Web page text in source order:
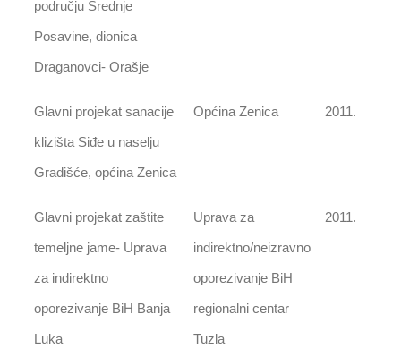
području Srednje
Posavine, dionica
Draganovci- Orašje
Glavni projekat sanacije
klizišta Siđe u naselju
Gradišće, općina Zenica
Općina Zenica 2011.
Glavni projekat zaštite
temeljne jame- Uprava
za indirektno
oporezivanje BiH Banja
Luka
Uprava za
indirektno/neizravno
oporezivanje BiH
regionalni centar
Tuzla
2011.